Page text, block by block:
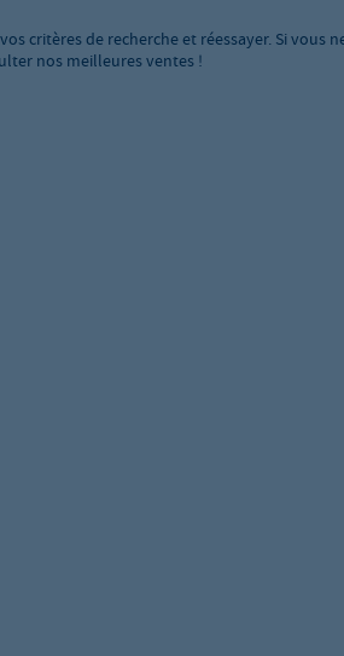
critères de recherche et réessayer. Si
nos meilleures ventes !